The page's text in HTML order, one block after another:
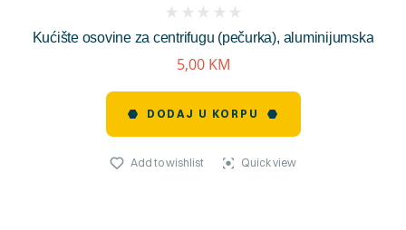
Kućište osovine za centrifugu (pečurka), aluminijumska
reviews)
5,00 KM
DODAJ U KORPU
Add to wishlist Quick view